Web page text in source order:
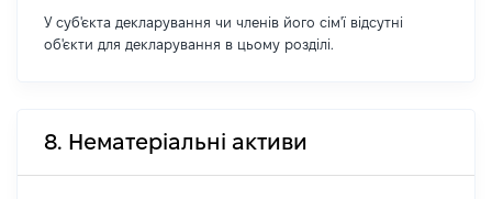
У суб'єкта декларування чи членів його сім'ї відсутні
об'єкти для декларування в цьому розділі.
8. Нематеріальні активи